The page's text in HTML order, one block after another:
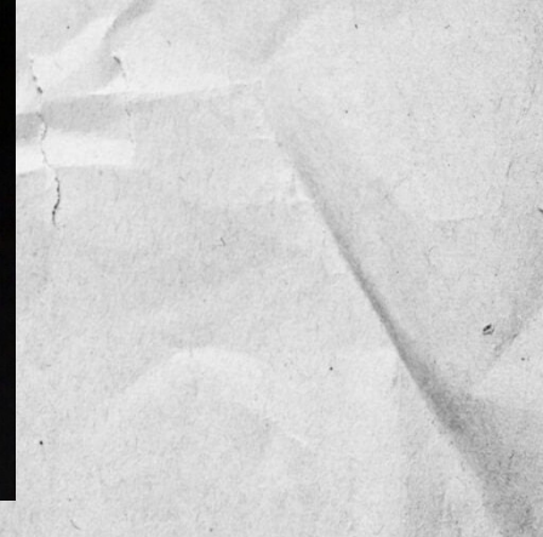
TENDENCIA
VIDEO COLUMNA
VIDEO NOTA